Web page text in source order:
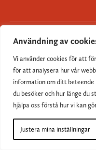
Användning av
Vi använder cookies för att
för att analysera hur vår
information om ditt beteende
du besöker och hur länge du
hjälpa oss förstå hur vi kan
Justera mina inställningar
Om